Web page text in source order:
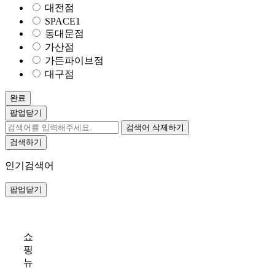
대전점
SPACE1
동대문점
가산점
가든파이브점
대구점
완료
팝업닫기
검색어 삭제하기
검색하기
인기검색어
팝업닫기
쇼
핑
뉴